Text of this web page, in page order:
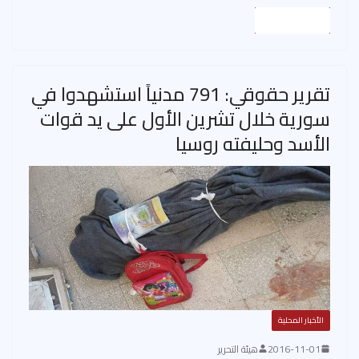
A
p
p
o
ok
m
t
تقرير حقوقي: 791 مدنياً استشهدوا في
سورية خلال تشرين الأول على يد قوات
الأسد وحليفته روسيا
الأخبار المحلية
2016-11-01 هيئة التحرير